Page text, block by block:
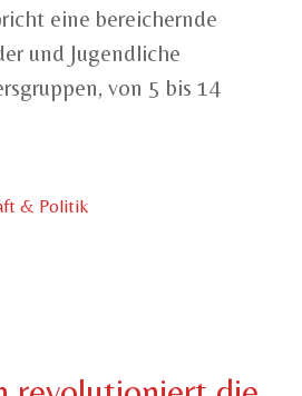
eine bereichernde
und Jugendliche
von 5 bis 14
& Politik